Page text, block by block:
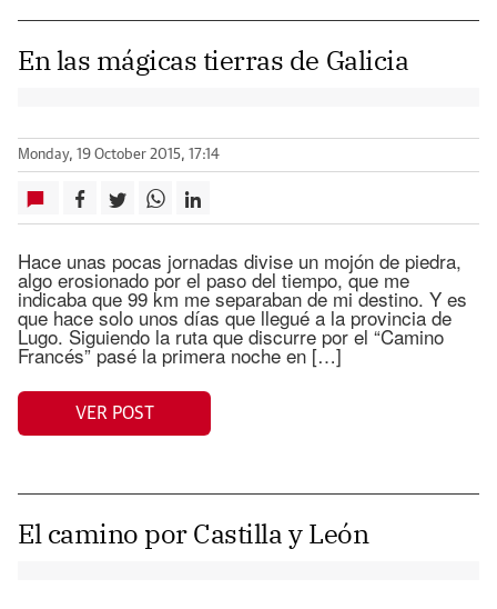
En las mágicas tierras de Galicia
Monday, 19 October 2015, 17:14
Hace unas pocas jornadas divise un mojón de piedra,
algo erosionado por el paso del tiempo, que me
indicaba que 99 km me separaban de mi destino. Y es
que hace solo unos días que llegué a la provincia de
Lugo. Siguiendo la ruta que discurre por el “Camino
Francés” pasé la primera noche en […]
VER POST
El camino por Castilla y León